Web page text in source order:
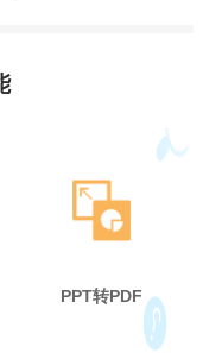
PPT转PDF